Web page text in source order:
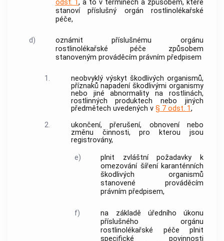
odst. 1, a to v termínech a způsobem, které
stanoví příslušný orgán rostlinolékařské
péče,
d)
oznámit příslušnému orgánu
rostlinolékařské péče způsobem
stanoveným prováděcím právním předpisem
1. neobvyklý výskyt škodlivých organismů,
příznaků napadeníškodlivými organismy
nebo jiné abnormality na rostlinách,
rostlinných produktech nebojiných
předmětech uvedených v § 7 odst. 1,
2.
ukončení, přerušení, obnovení nebo
změnu činnosti, pro kterou jsou
registrovány,
e)
plnit zvláštní požadavky k
omezování šíření karanténních
škodlivých organismů
stanovené prováděcím
právním předpisem,
f)
na základě úředního úkonu
příslušného orgánu
rostlinolékařské péče plnit
specifické povinnosti